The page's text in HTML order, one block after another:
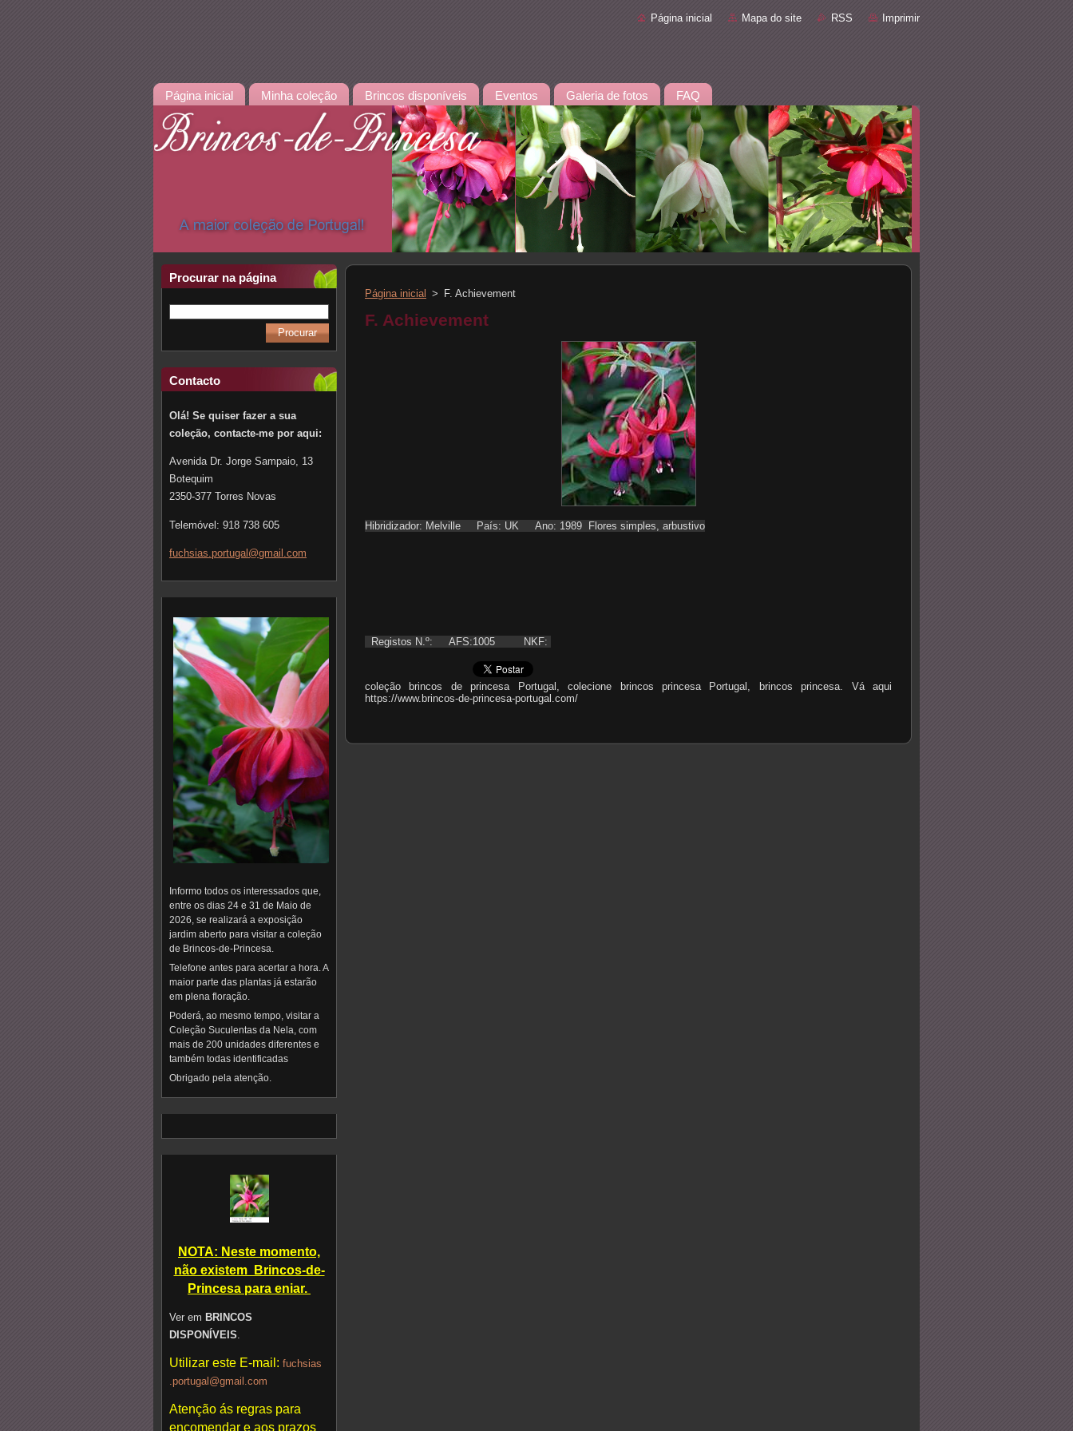
Página inicial Mapa do site RSS Imprimir
Página inicial Minha coleção Brincos disponíveis Eventos Galeria de fotos FAQ
Procurar na página
Contacto
Olá! Se quiser fazer a sua
coleção, contacte-me por aqui:
Avenida Dr. Jorge Sampaio, 13
Botequim
2350-377 Torres Novas
Telemóvel: 918 738 605
fuchsias .portuga l@gmail. com
Informo todos os interessados que,
entre os dias 24 e 31 de Maio de
2026, se realizará a exposição
jardim aberto para visitar a coleção
de Brincos-de-Princesa.
Telefone antes para acertar a hora. A
maior parte das plantas já estarão
em plena floração.
Poderá, ao mesmo tempo, visitar a
Coleção Suculentas da Nela, com
mais de 200 unidades diferentes e
também todas identificadas
Obrigado pela atenção.
NOTA: Neste momento,
não existem Brincos-de-
Princesa para eniar.
Ver em BRINCOS
DISPONÍVEIS
Utilizar este E-mail: fuchsias
.portugal@gmail.com
Atenção ás regras para
encomendar e aos prazos
Página inicial > F. Achievement
F. Achievement
Hibridizador: Melville País: UK Ano: 1989 Flores simples, arbustivo
Registos N.º: AFS:1005 NKF:
coleção brincos de princesa Portugal, colecione brincos princesa Portugal, brincos princesa. Vá aqui
https://www.brincos-de-princesa-portugal.com/